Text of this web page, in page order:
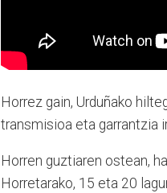
Horrez gain, Urduñako
transmisioa eta garrantzia
Horren guztiaren ostean,
Horretarako, 15 eta 20